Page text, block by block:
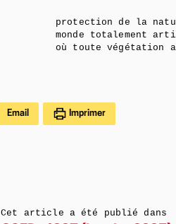
protection de la
monde totalement
où toute végétation
Email Imprimer
Cet article a été publié dans